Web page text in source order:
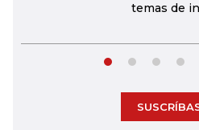
temas de